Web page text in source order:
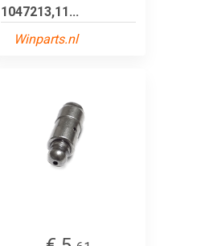
1047213,11...
Winparts.nl